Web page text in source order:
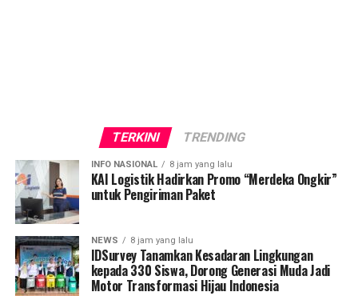
TERKINI TRENDING
INFO NASIONAL 8 jam yang lalu
KAI Logistik Hadirkan Promo “Merdeka Ongkir”
untuk Pengiriman Paket
NEWS 8 jam yang lalu
IDSurvey Tanamkan Kesadaran Lingkungan
kepada 330 Siswa, Dorong Generasi Muda Jadi
Motor Transformasi Hijau Indonesia